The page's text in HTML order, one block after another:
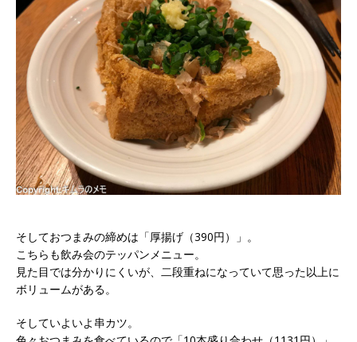
そしておつまみの締めは「厚揚げ（390円）」。
こちらも飲み会のテッパンメニュー。
見た目では分かりにくいが、二段重ねになっていて思った以上に
ボリュームがある。
そしていよいよ串カツ。